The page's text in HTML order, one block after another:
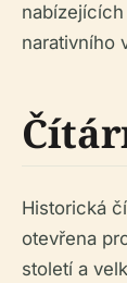
narativního
Historická
otevřena
století a